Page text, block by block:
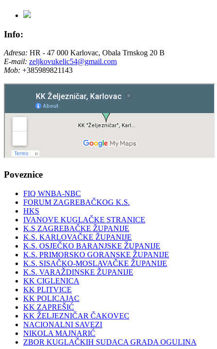
Info:
Adresa: HR - 47 000 Karlovac, Obala Trnskog 20 B
E-mail: zeljkovukelic54@gmail.com
Mob: +385989821143
Poveznice
FIQ WNBA-NBC
FORUM ZAGREBAČKOG K.S.
HKS
IVANOVE KUGLAČKE STRANICE
K.S ZAGREBAČKE ŽUPANIJE
K.S. KARLOVAČKE ŽUPANIJE
K.S. OSJEČKO BARANJSKE ŽUPANIJE
K.S. PRIMORSKO GORANSKE ŽUPANIJE
K.S. SISAČKO-MOSLAVAČKE ŽUPANIJE
K.S. VARAŽDINSKE ŽUPANIJE
KK CIGLENICA
KK PLITVICE
KK POLICAJAC
KK ZAPREŠIĆ
KK ŽELJEZNIČAR ČAKOVEC
NACIONALNI SAVEZI
NIKOLA MAJNARIĆ
ZBOR KUGLAČKIH SUDACA GRADA OGULINA